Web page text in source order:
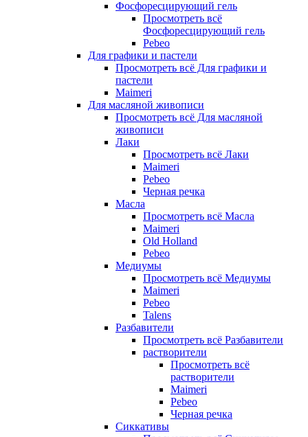
Фосфоресцирующий гель
Просмотреть всё
Фосфоресцирующий гель
Pebeo
Для графики и пастели
Просмотреть всё Для графики и
пастели
Maimeri
Для масляной живописи
Просмотреть всё Для масляной
живописи
Лаки
Просмотреть всё Лаки
Maimeri
Pebeo
Черная речка
Масла
Просмотреть всё Масла
Maimeri
Old Holland
Pebeo
Медиумы
Просмотреть всё Медиумы
Maimeri
Pebeo
Talens
Разбавители
Просмотреть всё Разбавители
растворители
Просмотреть всё
растворители
Maimeri
Pebeo
Черная речка
Сиккативы